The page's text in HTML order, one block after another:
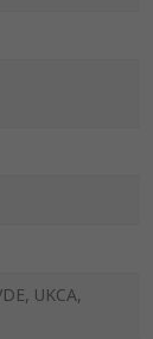
UKCA,